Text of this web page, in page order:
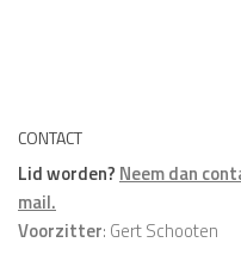
CONTACT
Lid worden? Neem dan
mail.
Voorzitter: Gert Schooten